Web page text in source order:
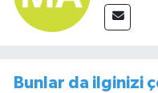
Bunlar da ilginizi